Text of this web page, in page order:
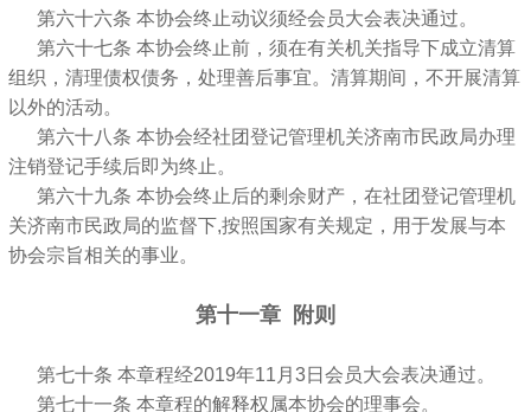
第六十六条 本协会终止动议须经会员大会表决通过。
第六十七条 本协会终止前，须在有关机关指导下成立清算
组织，清理债权债务，处理善后事宜。清算期间，不开展清算
以外的活动。
第六十八条 本协会经社团登记管理机关济南市民政局办理
注销登记手续后即为终止。
第六十九条 本协会终止后的剩余财产，在社团登记管理机
关济南市民政局的监督下,按照国家有关规定，用于发展与本
协会宗旨相关的事业。
第十一章 附则
第七十条 本章程经2019年11月3日会员大会表决通过。
第七十一条 本章程的解释权属本协会的理事会。